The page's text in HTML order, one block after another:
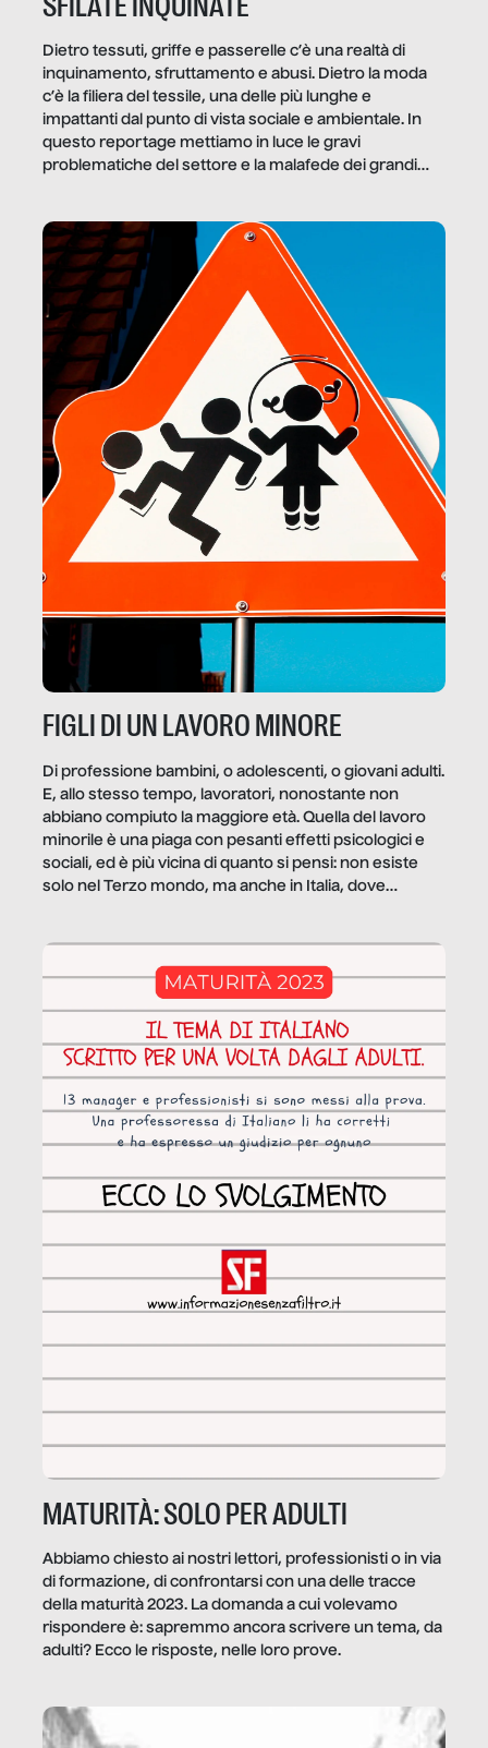
Dietro tessuti, griffe e passerelle c’è una realtà di
inquinamento, sfruttamento e abusi. Dietro la moda
c’è la filiera del tessile, una delle più lunghe e
impattanti dal punto di vista sociale e ambientale. In
questo reportage mettiamo in luce le gravi
problematiche del settore e la malafede dei grandi
FIGLI DI UN LAVORO MINORE
Di professione bambini, o adolescenti, o giovani adulti.
E, allo stesso tempo, lavoratori, nonostante non
abbiano compiuto la maggiore età. Quella del lavoro
minorile è una piaga con pesanti effetti psicologici e
sociali, ed è più vicina di quanto si pensi: non esiste
solo nel Terzo mondo, ma anche in Italia, dove
MATURITÀ: SOLO PER ADULTI
Abbiamo chiesto ai nostri lettori, professionisti o in via
di formazione, di confrontarsi con una delle tracce
della maturità 2023. La domanda a cui volevamo
rispondere è: sapremmo ancora scrivere un tema, da
adulti? Ecco le risposte, nelle loro prove.